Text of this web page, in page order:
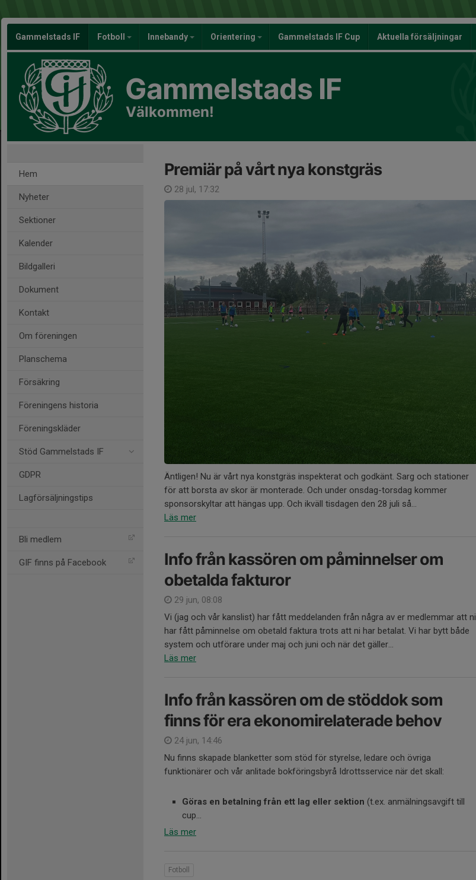
Gammelstads IF Fotboll Innebandy Orientering Gammelstads IF Cup Aktuella försäljningar
Gammelstads IF
Välkommen!
Hem
Nyheter
Sektioner
Kalender
Bildgalleri
Dokument
Kontakt
Om föreningen
Planschema
Försäkring
Föreningens historia
Föreningskläder
Stöd Gammelstads IF
GDPR
Lagförsäljningstips
Bli medlem
GIF finns på Facebook
Premiär på vårt nya konstgräs
28 jul, 17:32
Äntligen! Nu är vårt nya konstgräs inspekterat och godkänt. Sarg och stationer
för att borsta av skor är monterade. Och under onsdag-torsdag kommer
sponsorskyltar att hängas upp. Och ikväll tisdagen den 28 juli så...
Läs mer
Info från kassören om påminnelser om
obetalda fakturor
29 jun, 08:08
Vi (jag och vår kanslist) har fått meddelanden från några av er medlemmar att ni
har fått påminnelse om obetald faktura trots att ni har betalat. Vi har bytt både
system och utförare under maj och juni och när det gäller...
Läs mer
Info från kassören om de stöddok som
finns för era ekonomirelaterade behov
24 jun, 14:46
Nu finns skapade blanketter som stöd för styrelse, ledare och övriga
funktionärer och vår anlitade bokföringsbyrå Idrottsservice när det skall:
Göras en betalning från ett lag eller sektion (t.ex. anmälningsavgift till
cup...
Läs mer
Fotboll